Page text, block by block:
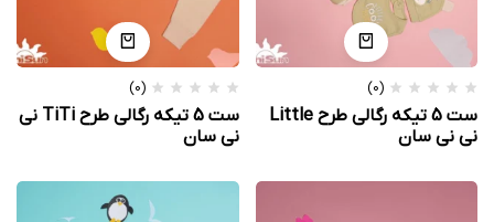
(0)
ست 5 تیکه رگالی طرح Little
نی نی سان
(0)
ست 5 تیکه رگالی طرح TiTi نی
نی سان